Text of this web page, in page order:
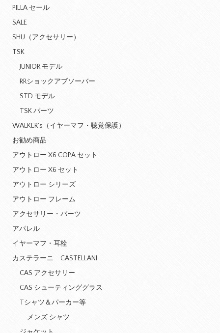
PILLA セール
SALE
SHU（アクセサリー）
TSK
JUNIOR モデル
RRショックアブソーバー
STD モデル
TSK パーツ
WALKER's（イヤーマフ・聴覚保護）
お勧め商品
アウトロー X6 COPA セット
アウトロー X6 セット
アウトロー シリーズ
アウトロー フレーム
アクセサリー・パーツ
アパレル
イヤーマフ・耳栓
カステラーニ CASTELLANI
CAS アクセサリー
CAS シューティンググラス
Tシャツ＆パーカー等
メンズ シャツ